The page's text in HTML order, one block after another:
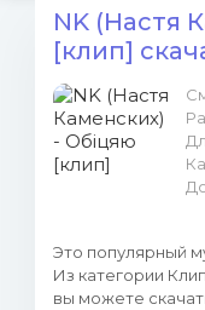
NK (Настя
[клип]
Это популярный
Из категории
вы можете